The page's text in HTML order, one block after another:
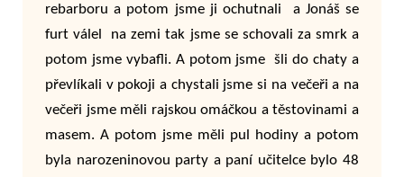
rebarboru a potom jsme ji ochutnali a Jonáš se
furt válel na zemi tak jsme se schovali za smrk a
potom jsme vybafli. A potom jsme šli do chaty a
převlíkali v pokoji a chystali jsme si na večeři a na
večeři jsme měli rajskou omáčkou a těstovinami a
masem. A potom jsme měli pul hodiny a potom
byla narozeninovou party a paní učitelce bylo 48